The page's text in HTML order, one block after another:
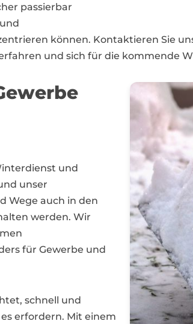
passierbar
können. Kontaktieren Sie
und sich für die kommende
und
unser
Wege auch in den
werden. Wir
für Gewerbe und
schnell und
erfordern. Mit einem